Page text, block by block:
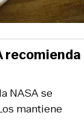
NASA se
mantiene
recomienda